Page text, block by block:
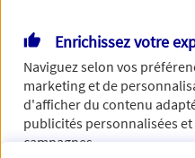
Enrichissez votre
Naviguez selon vos
marketing et de
d'afficher du contenu
publicités personnalisées
campagnes.